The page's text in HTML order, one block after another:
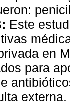
Este
en
para
externa.